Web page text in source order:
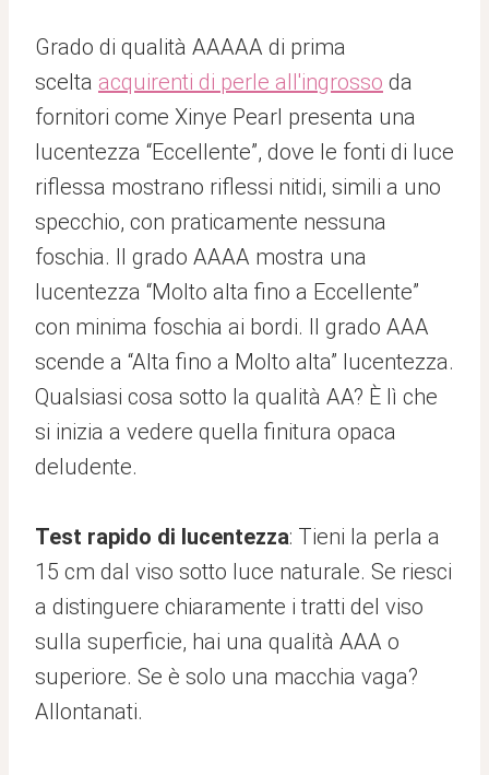
Grado di qualità AAAAA di prima
scelta acquirenti di perle all'ingrosso da
fornitori come Xinye Pearl presenta una
lucentezza “Eccellente”, dove le fonti di luce
riflessa mostrano riflessi nitidi, simili a uno
specchio, con praticamente nessuna
foschia. Il grado AAAA mostra una
lucentezza “Molto alta fino a Eccellente”
con minima foschia ai bordi. Il grado AAA
scende a “Alta fino a Molto alta” lucentezza.
Qualsiasi cosa sotto la qualità AA? È lì che
si inizia a vedere quella finitura opaca
deludente.
Test rapido di lucentezza: Tieni la perla a
15 cm dal viso sotto luce naturale. Se riesci
a distinguere chiaramente i tratti del viso
sulla superficie, hai una qualità AAA o
superiore. Se è solo una macchia vaga?
Allontanati.